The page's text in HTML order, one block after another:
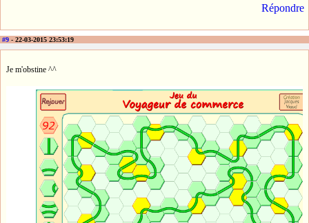
Répondre
#9 - 22-03-2015 23:53:19
Je m'obstine ^^